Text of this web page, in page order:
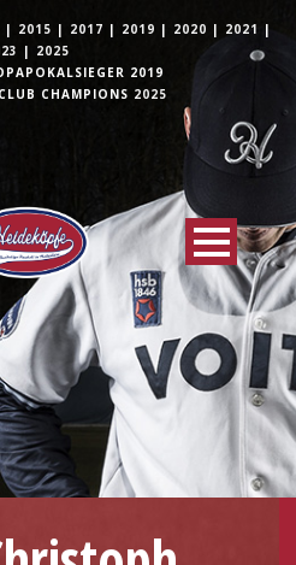
| 2015 | 2017 | 2019 | 2020 | 2021 |
| 2025
2019
CHAMPIONS 2025